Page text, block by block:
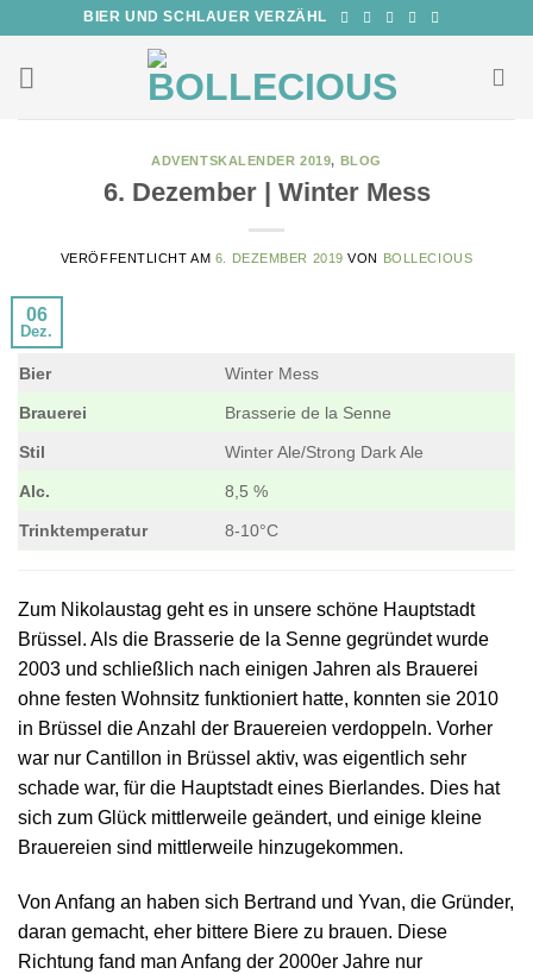
springen
BIER UND SCHLAUER VERZÄHL
ADVENTSKALENDER 2019, BLOG
6. Dezember | Winter Mess
VERÖFFENTLICHT AM 6. DEZEMBER 2019 VON BOLLECIOUS
06
Dez.
Bier Winter Mess
Brauerei Brasserie de la Senne
Stil Winter Ale/Strong Dark Ale
Alc. 8,5 %
Trinktemperatur 8-10°C
Zum Nikolaustag geht es in unsere schöne Hauptstadt
Brüssel. Als die Brasserie de la Senne gegründet wurde
2003 und schließlich nach einigen Jahren als Brauerei
ohne festen Wohnsitz funktioniert hatte, konnten sie 2010
in Brüssel die Anzahl der Brauereien verdoppeln. Vorher
war nur Cantillon in Brüssel aktiv, was eigentlich sehr
schade war, für die Hauptstadt eines Bierlandes. Dies hat
sich zum Glück mittlerweile geändert, und einige kleine
Brauereien sind mittlerweile hinzugekommen.
Von Anfang an haben sich Bertrand und Yvan, die Gründer,
daran gemacht, eher bittere Biere zu brauen. Diese
Richtung fand man Anfang der 2000er Jahre nur